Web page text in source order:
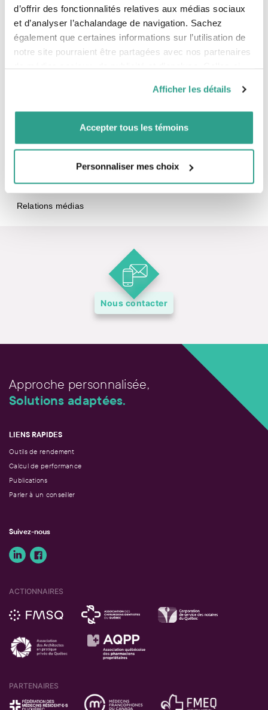
d’offrir des fonctionnalités relatives aux médias sociaux
et d’analyser l’achalandage de navigation. Sachez
également que certaines informations sur l’utilisation de
notre site pourraient être partagées avec nos partenaires
vous leur auriez fournies ou qu’ils auraient collectées lors
de votre utilisation de leurs services.
Afficher les détails
Accepter tous les témoins
Personnaliser mes choix
À propos
Conseil d’administration
Nos actionnaires et partenaires
Notre histoire
Relations médias
Nous contacter
Approche personnalisée,
Solutions adaptées.
LIENS RAPIDES
Outils de rendement
Calcul de performance
Publications
Parler à un conseiller
Suivez-nous
ACTIONNAIRES
PARTENAIRES